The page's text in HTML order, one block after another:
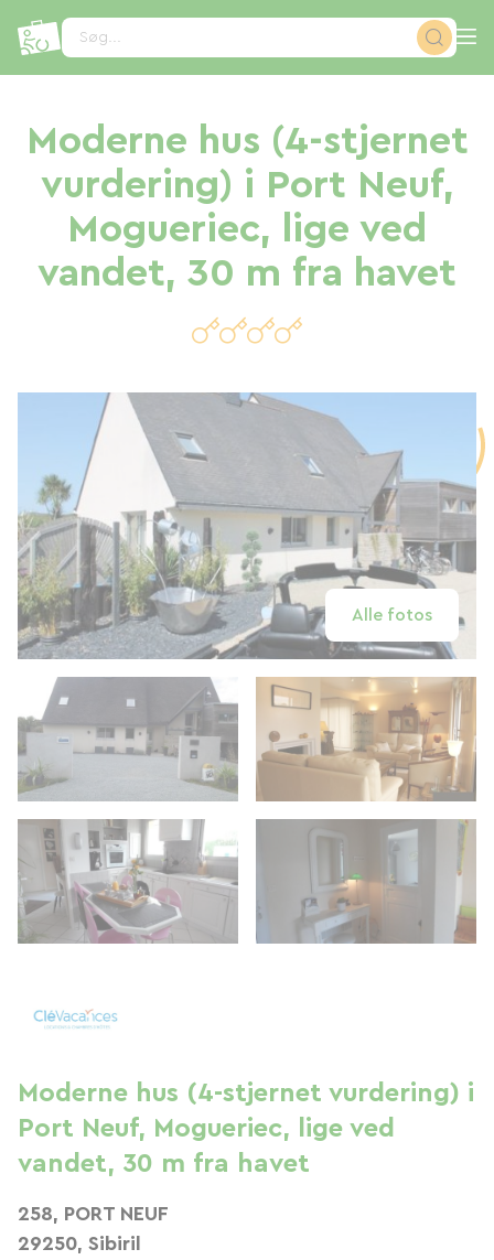
Søg...
Moderne hus (4-stjernet
vurdering) i Port Neuf,
Mogueriec, lige ved
vandet, 30 m fra havet
Alle fotos
Moderne hus (4-stjernet vurdering) i
Port Neuf, Mogueriec, lige ved
vandet, 30 m fra havet
258, PORT NEUF
29250, Sibiril
CCookie-styringspanel